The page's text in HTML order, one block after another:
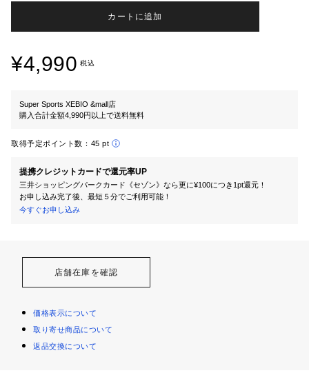
カートに追加
¥4,990 税込
Super Sports XEBIO &mall店
購入合計金額4,990円以上で送料無料
取得予定ポイント数： 45 pt
提携クレジットカードで還元率UP
三井ショッピングパークカード《セゾン》なら更に¥100につき1pt還元！
お申し込み完了後、最短５分でご利用可能！
今すぐお申し込み
店舗在庫を確認
価格表示について
取り寄せ商品について
返品交換について